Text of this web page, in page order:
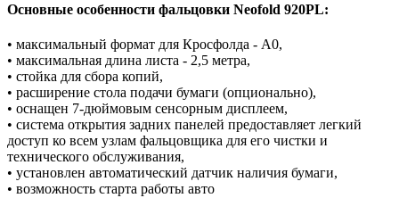
Основные особенности фальцовки Neofold 920PL:
• максимальный формат для Кросфолда - А0,
• максимальная длина листа - 2,5 метра,
• стойка для сбора копий,
• расширение стола подачи бумаги (опционально),
• оснащен 7-дюймовым сенсорным дисплеем,
• система открытия задних панелей предоставляет легкий
доступ ко всем узлам фальцовщика для его чистки и
технического обслуживания,
• установлен автоматический датчик наличия бумаги,
• возможность старта работы авто